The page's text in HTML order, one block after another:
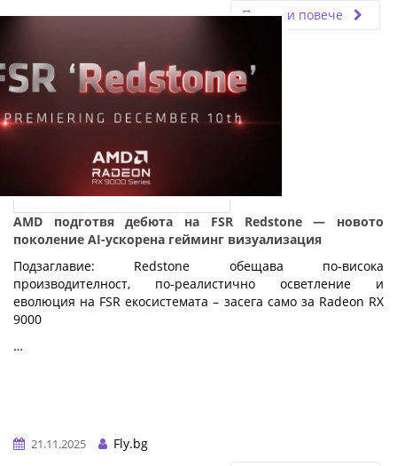
Прочети повече
AMD подготвя дебюта на FSR Redstone — новото
поколение AI-ускорена гейминг визуализация
Подзаглавие: Redstone обещава по-висока
производителност, по-реалистично осветление и
еволюция на FSR екосистемата – засега само за Radeon RX
9000
…
21.11.2025
Fly.bg